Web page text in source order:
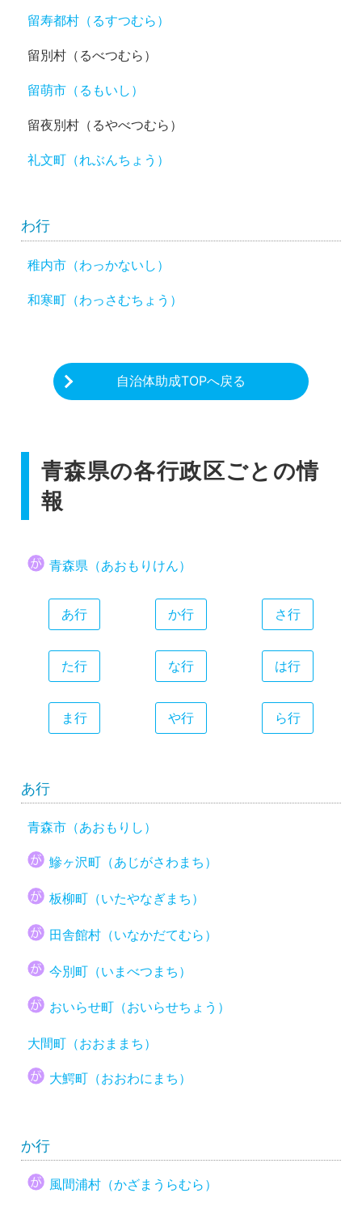
留寿都村（るすつむら）
留別村（るべつむら）
留萌市（るもいし）
留夜別村（るやべつむら）
礼文町（れぶんちょう）
わ行
稚内市（わっかないし）
和寒町（わっさむちょう）
自治体助成TOPへ戻る
青森県の各行政区ごとの情
報
青森県（あおもりけん）
あ行 か行 さ行
た行 な行 は行
ま行 や行 ら行
あ行
青森市（あおもりし）
鰺ヶ沢町（あじがさわまち）
板柳町（いたやなぎまち）
田舎館村（いなかだてむら）
今別町（いまべつまち）
おいらせ町（おいらせちょう）
大間町（おおままち）
大鰐町（おおわにまち）
か行
風間浦村（かざまうらむら）